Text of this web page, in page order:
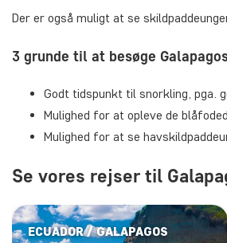
Der er også muligt at se
3 grunde til at besøge
Godt tidspunkt til snorkling, pga.
Mulighed for at opleve de
Mulighed for at se
Se vores rejser til
ECUADOR / GALAPAGOS